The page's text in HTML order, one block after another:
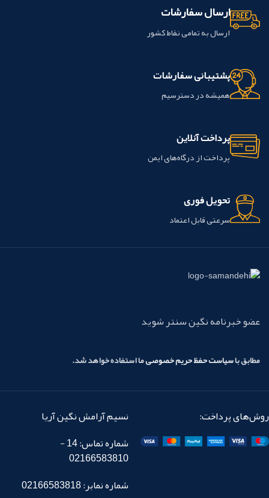
ارسال سفارشات
ارسال به تمامی نقاط کشور
پشتیبانی سفارشات
همیشه در دسترسیم
پرداخت آنلاین
پرداخت از درگاه‌های ایمن
تحویل فوری
سرعتی قابل اعتماد
عضو خبرنامه نگین سنتر شوید
مطابق باسیاست حفظ حریم خصوصیما استفاده خواهد شد.
روش‌های پرداخت:
نسیم آرامش نگین آریا
شماره تماس: 14 -
02166583810
شماره نمابر: 02166583818